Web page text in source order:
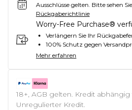
Ausschlüsse gelten. Bitte sehen
Rückgaberichtlinie
Worry-Free Purchase®
Verlängern Sie Ihr
100% Schutz gegen
Mehr erfahren
18+, AGB gelten. Kredit
Unregulierter Kredit.